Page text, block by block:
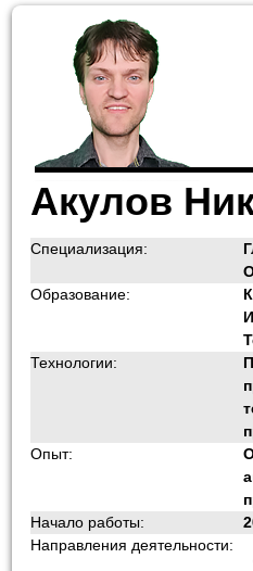
Акулов
Специализация:
Образование:
Технологии:
Опыт:
Начало работы:
Направления деятельности: